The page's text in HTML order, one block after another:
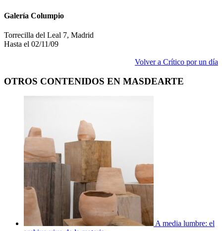
Galería Columpio
Torrecilla del Leal 7, Madrid
Hasta el 02/11/09
Volver a Crítico por un día
OTROS CONTENIDOS EN MASDEARTE
A media lumbre: el